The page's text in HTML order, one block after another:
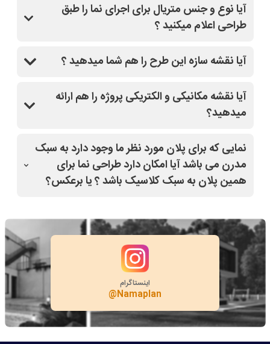
تغییرات(مشاوره رایگان)،سفارش خودتون رو ثبت کنید،
سپس از دفتر فنی سایت نماپلان باهاتون تماس میگیرند
آیا نوع و جنس متریال برای اجرای نما را طبق
طراحی اعلام میکنید ؟
آیا نقشه سازه این طرح را هم شما میدهید ؟
آیا نقشه مکانیکی و الکتریکی پروژه را هم ارائه
میدهید؟
نمایی که برای پلان مورد نظر ما وجود دارد به سبک
مدرن می باشد آیا امکان دارد طراحی نما برای
همین پلان به سبک کلاسیک باشد ؟ یا برعکس؟
اینستاگرام
@Namaplan